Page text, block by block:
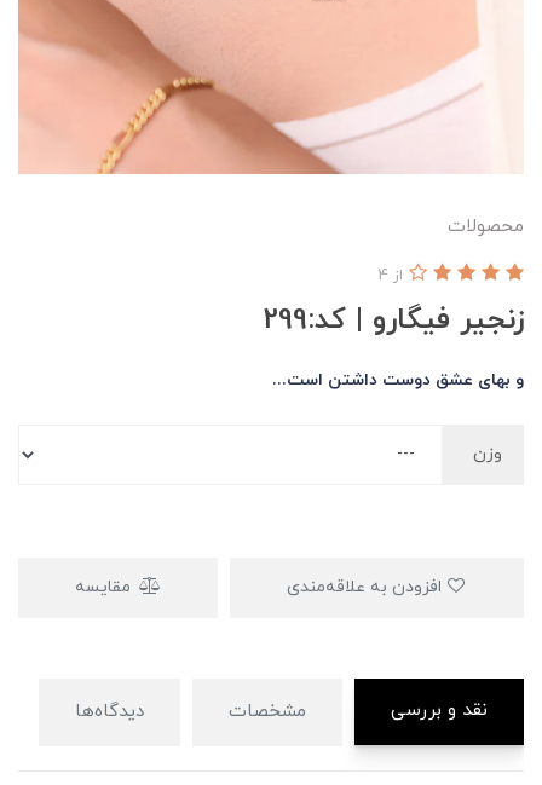
محصولات
زنجیر فیگارو | کد:299
از 4
و بهای عشق دوست داشتن است...
وزن
مقایسه
نقد و بررسی مشخصات دیدگاه‌ها